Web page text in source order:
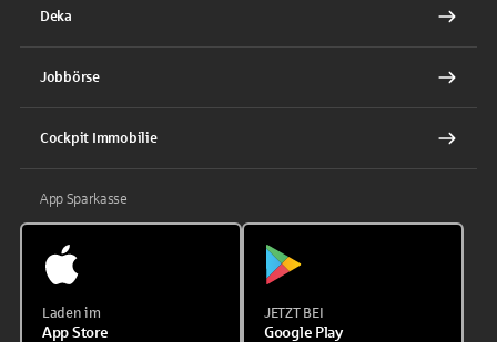
Deka
Jobbörse
Cockpit Immobilie
App Sparkasse
Laden im
App Store
JETZT BEI
Google Play